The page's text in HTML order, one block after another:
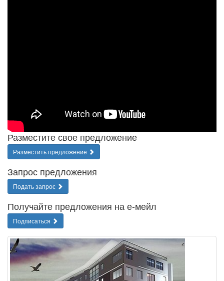
Разместите свое предложение
Разместить предложение
Запрос предложения
Подать запрос
Получайте предложения на е-мейл
Подписаться